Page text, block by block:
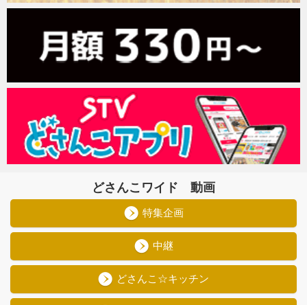
どさんこワイド 動画
特集企画
中継
どさんこ☆キッチン